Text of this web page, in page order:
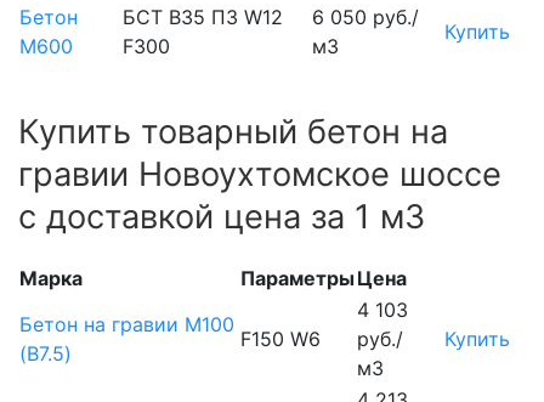
Бетон
М600
БСТ В35 П3 W12
F300
6 050 руб./
м3
Купить
Купить товарный бетон на
гравии Новоухтомское шоссе
с доставкой цена за 1 м3
Марка ПараметрыЦена
Бетон на гравии М100
(B7.5)
F150 W6
4 103
руб./
м3
Купить